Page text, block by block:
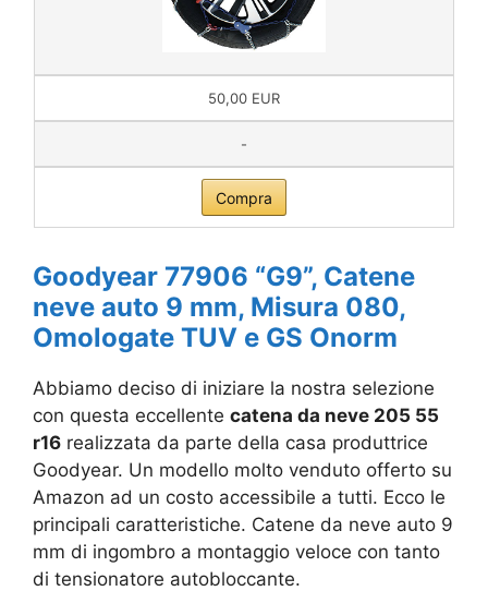
50,00 EUR
-
Compra
Goodyear 77906 “G9”, Catene
neve auto 9 mm, Misura 080,
Omologate TUV e GS Onorm
Abbiamo deciso di iniziare la nostra selezione
con questa eccellente catena da neve 205 55
r16 realizzata da parte della casa produttrice
Goodyear. Un modello molto venduto offerto su
Amazon ad un costo accessibile a tutti. Ecco le
principali caratteristiche. Catene da neve auto 9
mm di ingombro a montaggio veloce con tanto
di tensionatore autobloccante.